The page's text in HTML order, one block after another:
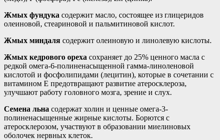
Жмых фундука содержит масло, состоящее из глицеридов
олеиновой, стеариновой и пальмитиновой кислот.
Жмых миндаля содержит олеиновую и линолевую кислоты.
Жмых кедрового ореха сохраняет до 25% ценного масла с
редкой омега-6-полиненасыщенной гамма-линоленовой
кислотой и фосфолипидами (лецитин), которые в сочетании с
витамином Е предотвращают развитие атеросклероза,
улучшают работу головного мозга, зрение и слух.
Семена льна содержат холин и ценные омега-3-
полиненасыщенные жирные кислоты. Борются с
атеросклерозом, участвуют в образовании миелиновых
оболочек нервных клеток.